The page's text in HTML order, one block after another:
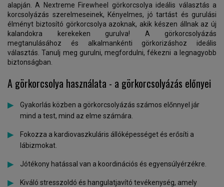
alapján. A Nextreme Firewheel görkorcsolya ideális választás a
korcsolyázás szerelmeseinek, Kényelmes, jó tartást és gurulási
élményt biztosító görkorcsolya azoknak, akik készen állnak az új
kalandokra kerekeken gurulva! A görkorcsolyázás
megtanulásához és alkalmankénti görkorizáshoz ideális
választás. Tanulj meg gurulni, megfordulni, fékezni a legnagyobb
biztonságban.
A görkorcsolya használata - a görkorcsolyázás előnyei
Gyakorlás közben a görkorcsolyázás számos előnnyel jár
mind a test, mind az elme számára.
Fokozza a kardiovaszkuláris állóképességet és erősíti a
lábizmokat.
Jótékony hatással van a koordinációs és egyensúlyérzékre.
Kiváló stresszoldó és hangulatjavító tevékenység, amely